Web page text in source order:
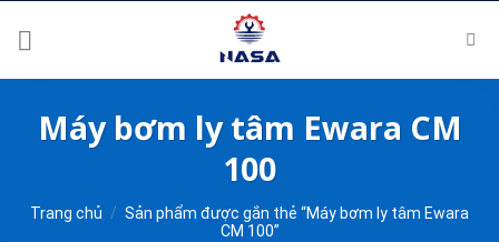
Máy bơm ly tâm Ewara CM
100
Trang chủ / Sản phẩm được gắn thẻ “Máy bơm ly tâm Ewara
CM 100”